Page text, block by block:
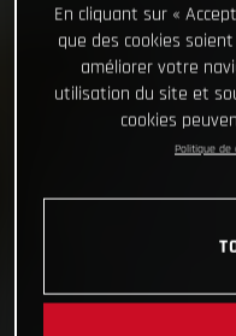
En cliquant sur «
que des cookies
améliorer votre
utilisation du site et
cookies
Politique de